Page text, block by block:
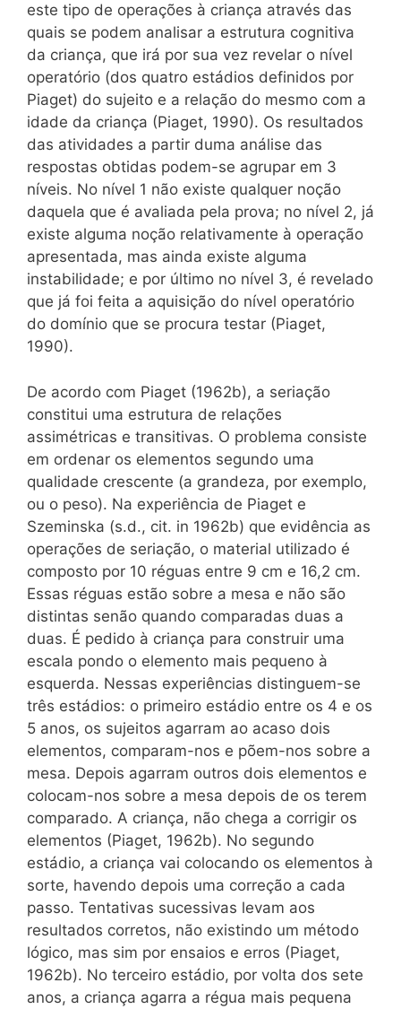
este tipo de operações à criança através das
quais se podem analisar a estrutura cognitiva
da criança, que irá por sua vez revelar o nível
operatório (dos quatro estádios definidos por
Piaget) do sujeito e a relação do mesmo com a
idade da criança (Piaget, 1990). Os resultados
das atividades a partir duma análise das
respostas obtidas podem-se agrupar em 3
níveis. No nível 1 não existe qualquer noção
daquela que é avaliada pela prova; no nível 2, já
existe alguma noção relativamente à operação
apresentada, mas ainda existe alguma
instabilidade; e por último no nível 3, é revelado
que já foi feita a aquisição do nível operatório
do domínio que se procura testar (Piaget,
1990).
De acordo com Piaget (1962b), a seriação
constitui uma estrutura de relações
assimétricas e transitivas. O problema consiste
em ordenar os elementos segundo uma
qualidade crescente (a grandeza, por exemplo,
ou o peso). Na experiência de Piaget e
Szeminska (s.d., cit. in 1962b) que evidência as
operações de seriação, o material utilizado é
composto por 10 réguas entre 9 cm e 16,2 cm.
Essas réguas estão sobre a mesa e não são
distintas senão quando comparadas duas a
duas. É pedido à criança para construir uma
escala pondo o elemento mais pequeno à
esquerda. Nessas experiências distinguem-se
três estádios: o primeiro estádio entre os 4 e os
5 anos, os sujeitos agarram ao acaso dois
elementos, comparam-nos e põem-nos sobre a
mesa. Depois agarram outros dois elementos e
colocam-nos sobre a mesa depois de os terem
comparado. A criança, não chega a corrigir os
elementos (Piaget, 1962b). No segundo
estádio, a criança vai colocando os elementos à
sorte, havendo depois uma correção a cada
passo. Tentativas sucessivas levam aos
resultados corretos, não existindo um método
lógico, mas sim por ensaios e erros (Piaget,
1962b). No terceiro estádio, por volta dos sete
anos, a criança agarra a régua mais pequena